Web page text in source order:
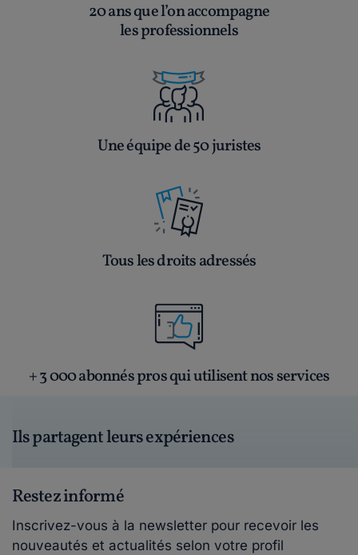
20 ans que l’on accompagne
les professionnels
Une équipe de 50 juristes
Tous les droits adressés
+ 3 000 abonnés pros qui utilisent nos services
Ils partagent leurs expériences
Restez informé
Inscrivez-vous à la newsletter pour recevoir les
nouveautés et actualités selon votre profil